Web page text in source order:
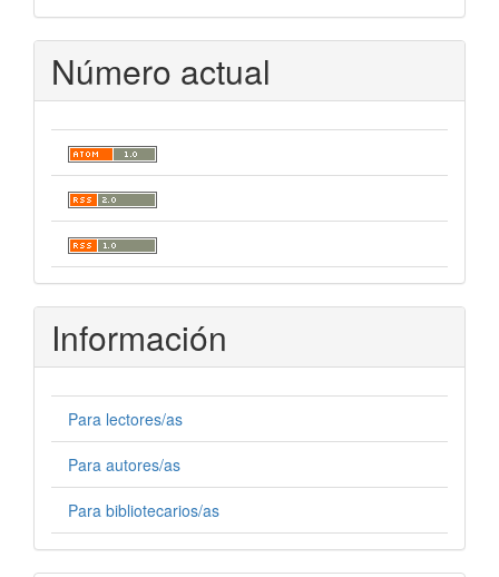
Número actual
Información
Para lectores/as
Para autores/as
Para bibliotecarios/as